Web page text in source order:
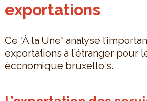
exportations
Ce "À la Une" analyse
exportations à l’étranger pour
économique bruxellois.